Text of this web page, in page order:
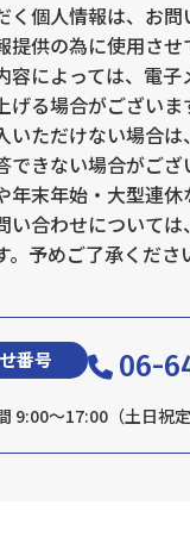
く個人情報は、お
供の為に使用させ
容によっては、電
げる場合がござい
いただけない場合は
きない場合がござ
年末年始・大型連休
い合わせについて
予めご了承くださ
番号 06-
9:00〜17:00（土日祝定